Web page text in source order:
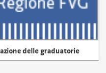
delle graduatorie